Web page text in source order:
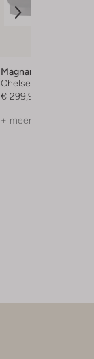
Magnanni
Chelsea boots
€ 299,99
+ meer kleuren